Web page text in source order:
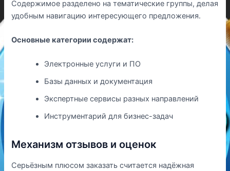
Содержимое разделено на тематические группы, делая
удобным навигацию интересующего предложения.
Основные категории содержат:
Электронные услуги и ПО
Базы данных и документация
Экспертные сервисы разных направлений
Инструментарий для бизнес-задач
Механизм отзывов и оценок
Серьёзным плюсом заказать считается надёжная